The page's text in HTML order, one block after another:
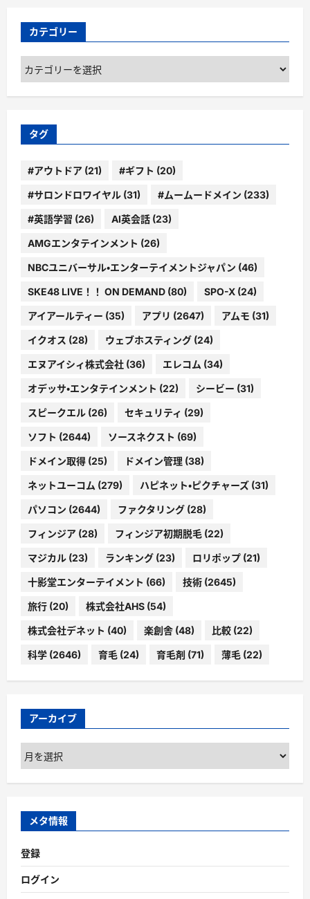
カテゴリー
カ
テ
ゴ
ー
タグ
#アウトドア (21) #ギフト (20)
#サロンドロワイヤル (31) #ムームードメイン (233)
#英語学習 (26) AI英会話 (23)
AMGエンタテインメント (26)
NBCユニバーサル・エンターテイメントジャパン (46)
SKE48 LIVE！！ ON DEMAND (80) SPO-X (24)
アイアールティー (35) アプリ (2647) アムモ (31)
イクオス (28) ウェブホスティング (24)
エヌアイシィ株式会社 (36) エレコム (34)
オデッサ・エンタテインメント (22) シービー (31)
スピークエル (26) セキュリティ (29)
ソフト (2644) ソースネクスト (69)
ドメイン取得 (25) ドメイン管理 (38)
ネットユーコム (279) ハピネット・ピクチャーズ (31)
パソコン (2644) ファクタリング (28)
フィンジア (28) フィンジア初期脱毛 (22)
マジカル (23) ランキング (23) ロリポップ (21)
十影堂エンターテイメント (66) 技術 (2645)
旅行 (20) 株式会社AHS (54)
株式会社デネット (40) 楽創舎 (48) 比較 (22)
科学 (2646) 育毛 (24) 育毛剤 (71) 薄毛 (22)
アーカイブ
ア
ー
カ
ブ
メタ情報
登録
ログイン